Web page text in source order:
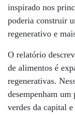
inspirado nos
poderia construir
regenerativo e
O relatório
de alimentos é
regenerativas.
desempenham um
verdes da capital